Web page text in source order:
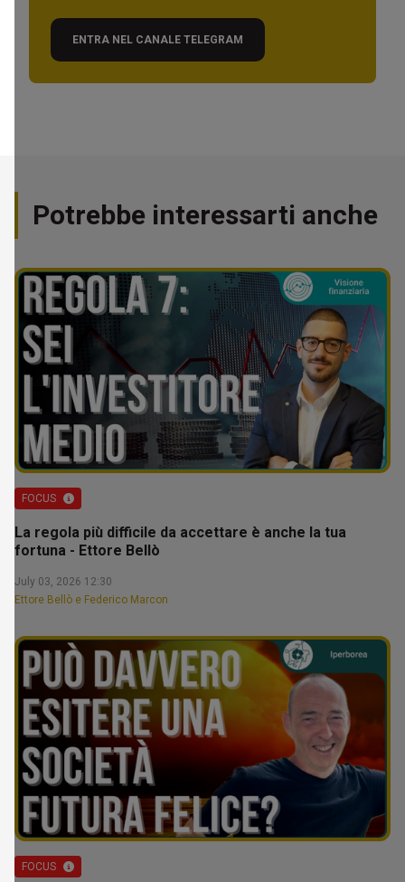
ENTRA NEL CANALE TELEGRAM
Potrebbe interessarti anche
FOCUS
La regola più difficile da accettare è anche la tua
fortuna - Ettore Bellò
July 03, 2026 12:30
Ettore Bellò e Federico Marcon
FOCUS